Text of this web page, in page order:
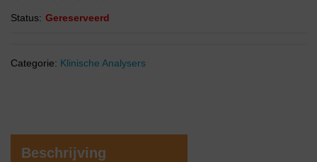
Status: Gereserveerd
Categorie: Klinische Analysers
Beschrijving